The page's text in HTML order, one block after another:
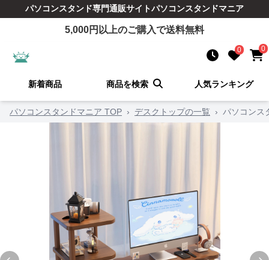
パソコンスタンド専門通販サイトパソコンスタンドマニア
5,000円以上のご購入で送料無料
0 0
新着商品 商品を検索 人気ランキング
パソコンスタンドマニア TOP › デスクトップの一覧 › パソコンス